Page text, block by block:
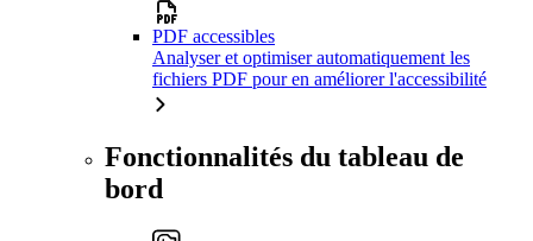
PDF accessibles
Analyser et optimiser automatiquement les
fichiers PDF pour en améliorer l'accessibilité
Fonctionnalités du tableau de
bord